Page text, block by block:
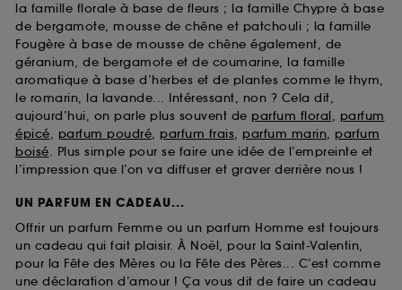
la famille florale à base de fleurs ; la famille Chypre à base
de bergamote, mousse de chêne et patchouli ; la famille
Fougère à base de mousse de chêne également, de
géranium, de bergamote et de coumarine, la famille
aromatique à base d’herbes et de plantes comme le thym,
le romarin, la lavande... Intéressant, non ? Cela dit,
aujourd’hui, on parle plus souvent de parfum floral, parfum
épicé, parfum poudré, parfum frais, parfum marin, parfum
boisé. Plus simple pour se faire une idée de l’empreinte et
l’impression que l’on va diffuser et graver derrière nous !
UN PARFUM EN CADEAU...
Offrir un parfum Femme ou un parfum Homme est toujours
un cadeau qui fait plaisir. À Noël, pour la Saint-Valentin,
pour la Fête des Mères ou la Fête des Pères... C’est comme
une déclaration d’amour ! Ça vous dit de faire un cadeau